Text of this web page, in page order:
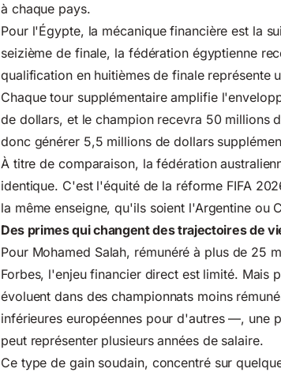
à chaque pays.
Pour l'Égypte, la mécanique financière est la
seizième de finale, la fédération égyptienne
qualification en huitièmes de finale représente
Chaque tour supplémentaire amplifie
de dollars, et le champion recevra 50 millions
donc générer 5,5 millions de dollars
À titre de comparaison, la fédération
identique. C'est l'équité de la réforme FIFA
la même enseigne, qu'ils soient l'Argentine ou
Des primes qui changent des trajectoires de
Pour Mohamed Salah, rémunéré à plus de 25
Forbes, l'enjeu financier direct est limité. Mais
évoluent dans des championnats moins
inférieures européennes pour d'autres —, une
peut représenter plusieurs années de salaire.
Ce type de gain soudain, concentré sur